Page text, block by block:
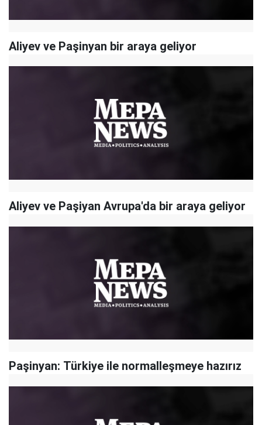
Aliyev ve Paşinyan bir araya geliyor
Aliyev ve Paşiyan Avrupa'da bir araya geliyor
Paşinyan: Türkiye ile normalleşmeye hazırız